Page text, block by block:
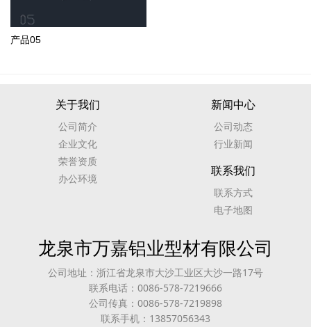
产品05
关于我们
公司简介
企业文化
荣誉资质
办公环境
新闻中心
公司动态
行业新闻
联系我们
联系方式
电子地图
龙泉市万嘉铝业型材有限公司
公司地址：浙江省龙泉市大沙工业区大沙一路17号
联系电话：0086-578-7219666
公司传真：0086-578-7219898
联系手机：13857056343